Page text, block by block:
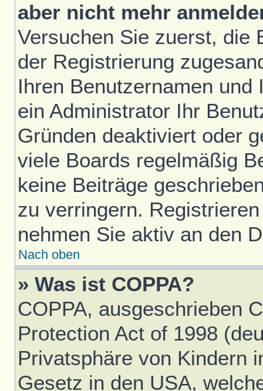
aber nicht mehr
Versuchen Sie zuerst, die
der Registrierung
Ihren Benutzernamen
ein Administrator Ihr
Gründen deaktiviert oder
viele Boards regelmäßig
keine Beiträge
zu verringern.
nehmen Sie aktiv an den
Nach oben
» Was ist COPPA?
COPPA, ausgeschrieben
Protection Act of 1998
Privatsphäre von Kindern
Gesetz in den USA,